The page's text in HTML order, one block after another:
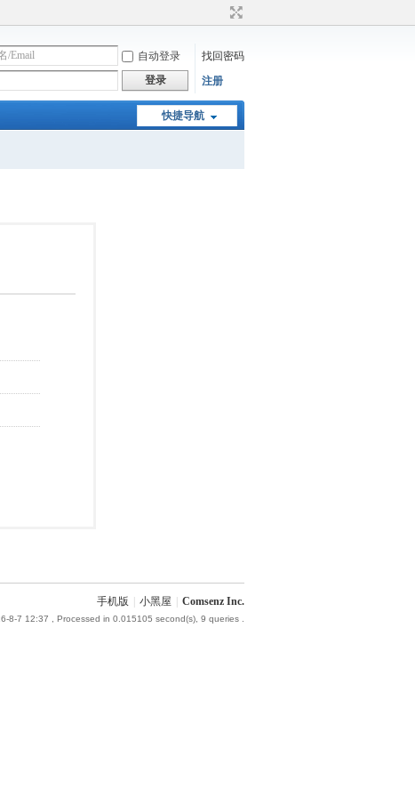
自动登录
找回密码
登录 注册
快捷导航
手机版 小黑屋 Comsenz Inc.
8-7 12:37 , Processed in 0.015105 second(s), 9 queries .